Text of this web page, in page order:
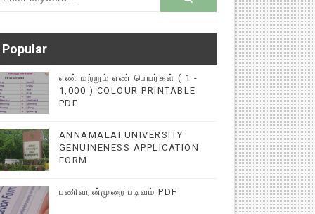
Popular
எண் மற்றும் எண் பெயர்கள் ( 1 -
1,000 ) COLOUR PRINTABLE
PDF
ANNAMALAI UNIVERSITY
GENUINENESS APPLICATION
FORM
பணிவரன்முறை படிவம் PDF